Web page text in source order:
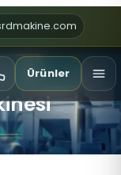
Ürünler